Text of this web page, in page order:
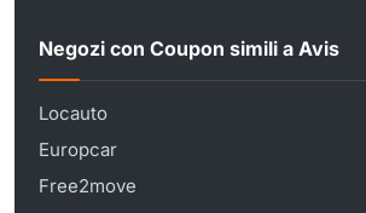
Negozi con Coupon simili a Avis
Locauto
Europcar
Free2move